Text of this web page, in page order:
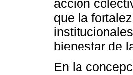
acción
que la
bienestar de
En la